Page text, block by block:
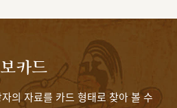
카드
의 자료를 카드 형태로 찾아 볼 수